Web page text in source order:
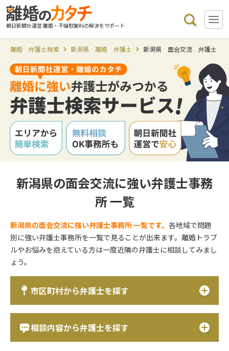
朝日新聞社運営 離婚・不倫慰謝料の解決をサポート
離婚 弁護士検索 新潟県 離婚 弁護士 新潟県 面会交流 弁護士
新潟県の面会交流に強い弁護士事務
所 一覧
新潟県の面会交流に強い弁護士事務所 一覧です。各地域で問題
別に強い弁護士事務所を一覧で見ることが出来ます。離婚トラブ
ルやお悩みを抱えている方は一度近隣の弁護士に相談してみまし
ょう。
市区町村から弁護士を探す
相談内容から弁護士を探す